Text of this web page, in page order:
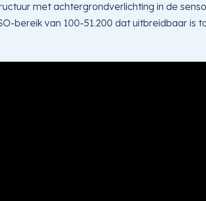
met achtergrondverlichting in de
bereik van 100-51.200 dat uitbreidbaar